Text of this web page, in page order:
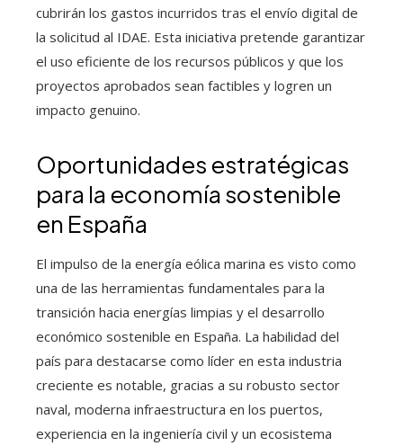
cubrirán los gastos incurridos tras el envío digital de
la solicitud al IDAE. Esta iniciativa pretende garantizar
el uso eficiente de los recursos públicos y que los
proyectos aprobados sean factibles y logren un
impacto genuino.
Oportunidades estratégicas
para la economía sostenible
en España
El impulso de la energía eólica marina es visto como
una de las herramientas fundamentales para la
transición hacia energías limpias y el desarrollo
económico sostenible en España. La habilidad del
país para destacarse como líder en esta industria
creciente es notable, gracias a su robusto sector
naval, moderna infraestructura en los puertos,
experiencia en la ingeniería civil y un ecosistema